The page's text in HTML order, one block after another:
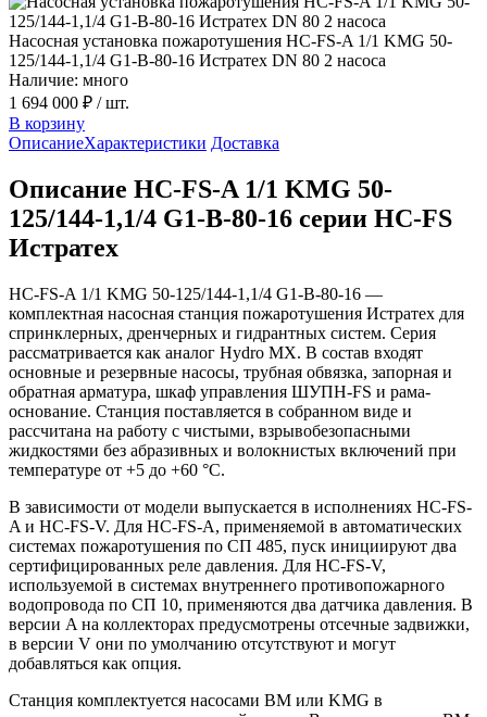
Насосная установка пожаротушения HC-FS-A 1/1 KMG 50-
125/144-1,1/4 G1-B-80-16 Истратех DN 80 2 насоса
Наличие: много
1 694 000 ₽ / шт.
В корзину
ОписаниеХарактеристики Доставка
Описание HC-FS-A 1/1 KMG 50-
125/144-1,1/4 G1-B-80-16 серии HC-FS
Истратех
HC-FS-A 1/1 KMG 50-125/144-1,1/4 G1-B-80-16 —
комплектная насосная станция пожаротушения Истратех для
спринклерных, дренчерных и гидрантных систем. Серия
рассматривается как аналог Hydro MX. В состав входят
основные и резервные насосы, трубная обвязка, запорная и
обратная арматура, шкаф управления ШУПН-FS и рама-
основание. Станция поставляется в собранном виде и
рассчитана на работу с чистыми, взрывобезопасными
жидкостями без абразивных и волокнистых включений при
температуре от +5 до +60 °С.
В зависимости от модели выпускается в исполнениях HC-FS-
A и HC-FS-V. Для HC-FS-A, применяемой в автоматических
системах пожаротушения по СП 485, пуск инициируют два
сертифицированных реле давления. Для HC-FS-V,
используемой в системах внутреннего противопожарного
водопровода по СП 10, применяются два датчика давления. В
версии A на коллекторах предусмотрены отсечные задвижки,
в версии V они по умолчанию отсутствуют и могут
добавляться как опция.
Станция комплектуется насосами BM или KMG в